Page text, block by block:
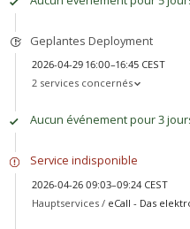
Geplantes Deployment
2026-04-29 16:00–16:45 CEST
2 services concernés
Aucun événement pour 3
Service indisponible
2026-04-26 09:03–09:24 CEST
Hauptservices / eCall - Das